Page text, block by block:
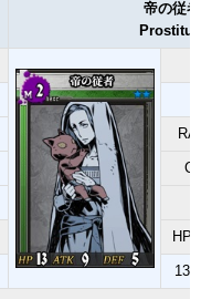
帝の従者
HP
13